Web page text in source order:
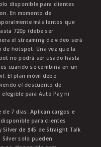
disponible para clientes
En momento de
más lentos que
720p (debe ser
el streaming de video será
de hotspot. Una vez que la
no podrá ser usado hasta
cuando se combina en un
El plan móvil debe
el descuento de
para Auto Pay ni
7 días: Aplican cargos e
para clientes
de $45 de Straight Talk
Silver solo pueden